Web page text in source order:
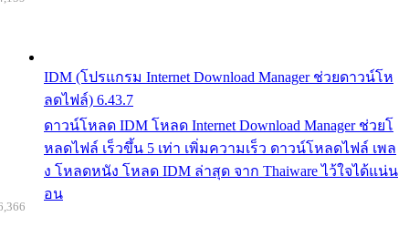
IDM (โปรแกรม Internet Download Manager ช่วยดาวน์โห
ลดไฟล์) 6.43.7
ดาวน์โหลด IDM โหลด Internet Download Manager ช่วยโ
หลดไฟล์ เร็วขึ้น 5 เท่า เพิ่มความเร็ว ดาวน์โหลดไฟล์ เพล
ง โหลดหนัง โหลด IDM ล่าสุด จาก Thaiware ไว้ใจได้แน่น
อน